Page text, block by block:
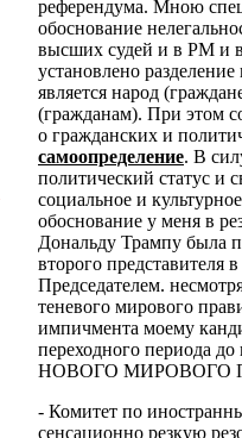
референдума. Мною
обоснование
высших судей и в РМ и
установлено
является народ
(гражданам). При этом
о гражданских и
самоопределение. В
политический статус и
социальное и
обоснование у меня в
Дональду Трампу была
второго представителя
Председателем.
теневого мирового
импичмента моему
переходного
НОВОГО МИРОВОГО
- Комитет по
сенсационно резкую